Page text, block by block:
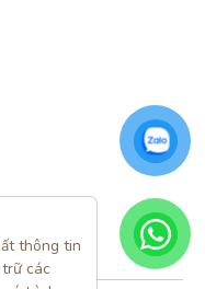
thông tin
các